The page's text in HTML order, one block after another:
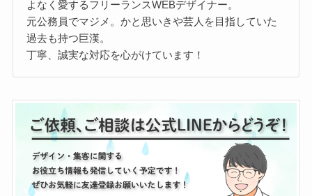
よなく愛するフリーランスWEBデザイナー。
元公務員でマジメ。かと思いきや芸人を目指していた
過去も持つ巨漢。
丁寧、誠実な対応を心がけています！